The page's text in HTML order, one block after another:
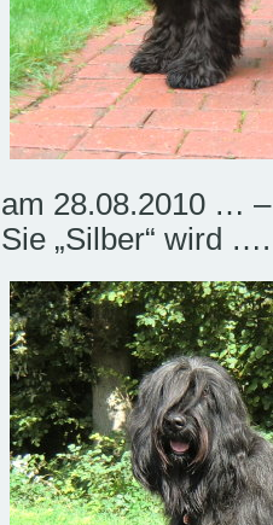
am 28.08.2010 …
Sie „Silber“ wird ….